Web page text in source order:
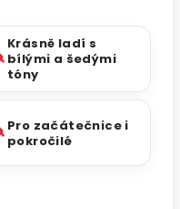
Krásně ladí s
bílými a šedými
tóny
Pro začátečnice i
pokročilé